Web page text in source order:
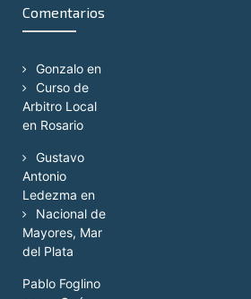
Comentarios
Gonzalo en
Curso de
Arbitro Local
en Rosario
Gustavo
Antonio
Ledezma en
Nacional de
Mayores, Mar
del Plata
Pablo Foglino